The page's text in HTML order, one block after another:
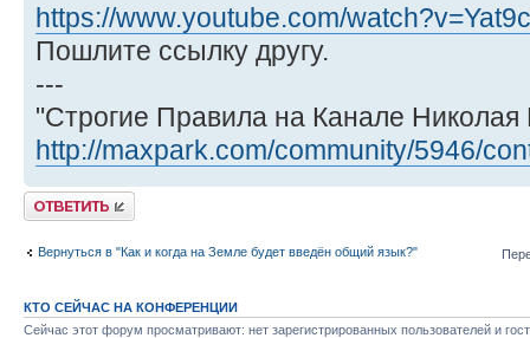
https://www.youtube.com/
Пошлите ссылку другу.
---
"Строгие Правила на Канале
http://maxpark.com/community/5946/
Ответить
Вернуться в "Как и когда на Земле будет введён общий язык?"
КТО СЕЙЧАС НА КОНФЕРЕНЦИИ
Сейчас этот форум просматривают: нет зарегистрированных пользователей и